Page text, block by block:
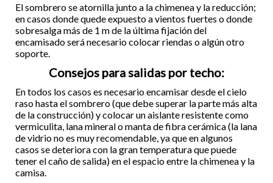
El sombrero se atornilla junto a la chimenea y la reducción;
en casos donde quede expuesto a vientos fuertes o donde
sobresalga más de 1 m de la última fijación del
encamisado será necesario colocar riendas o algún otro
soporte.
Consejos para salidas por techo:
En todos los casos es necesario encamisar desde el cielo
raso hasta el sombrero (que debe superar la parte más alta
de la construcción) y colocar un aislante resistente como
vermiculita, lana mineral o manta de fibra cerámica (la lana
de vidrio no es muy recomendable, ya que en algunos
casos se deteriora con la gran temperatura que puede
tener el caño de salida) en el espacio entre la chimenea y la
camisa.